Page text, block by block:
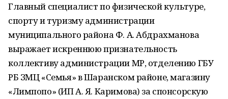
Главный специалист по физической культуре,
спорту и туризму администрации
муниципального района Ф. А. Абдрахманова
выражает искреннюю признательность
коллективу администрации МР, отделению ГБУ
РБ ЗМЦ «Семья» в Шаранском районе, магазину
«Лимпопо» (ИП А. Я. Каримова) за спонсорскую